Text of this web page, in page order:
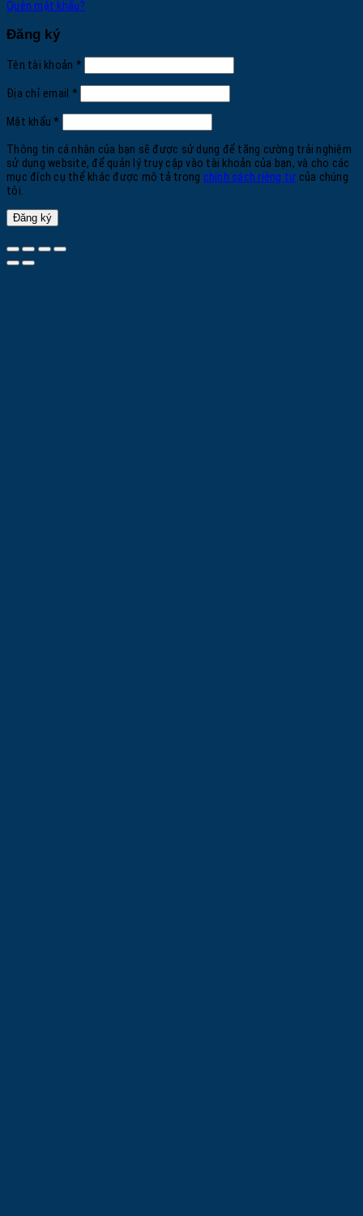
Quên mật khẩu?
Đăng ký
Tên tài khoản *Bắt
buộc
Địa chỉ email *Bắt
buộc
Mật khẩu*Bắt
buộc
Thông tin cá nhân của bạn sẽ được sử dụng để tăng cường trải nghiệm
sử dụng website, để quản lý truy cập vào tài khoản của bạn, và cho các
mục đích cụ thể khác được mô tả trong chính sách riêng tư của chúng
tôi.
Đăng ký